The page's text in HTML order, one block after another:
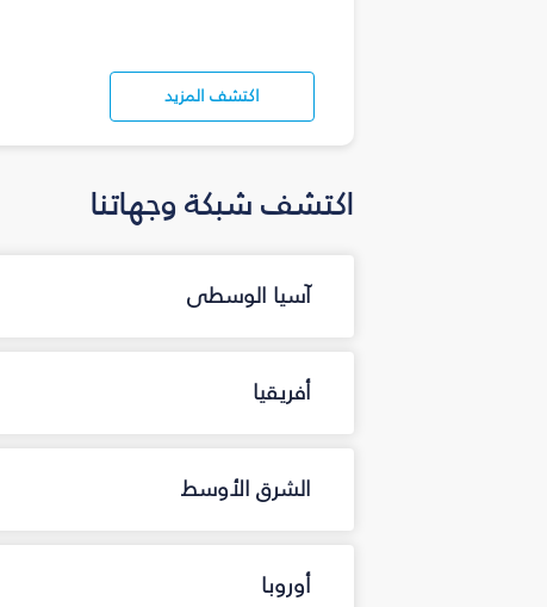
اكتشف المزيد
اكتشف شبكة وجهاتنا
آسيا الوسطى
أفريقيا
الشرق الأوسط
أوروبا